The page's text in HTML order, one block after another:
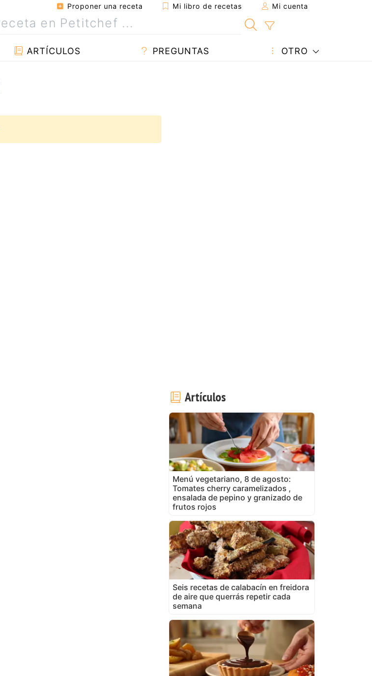
Proponer una receta Mi libro de recetas Mi cuenta
ARTÍCULOS PREGUNTAS OTRO
Artículos
Menú vegetariano, 8 de agosto:
Tomates cherry caramelizados ,
ensalada de pepino y granizado de
frutos rojos
Seis recetas de calabacín en freidora
de aire que querrás repetir cada
semana